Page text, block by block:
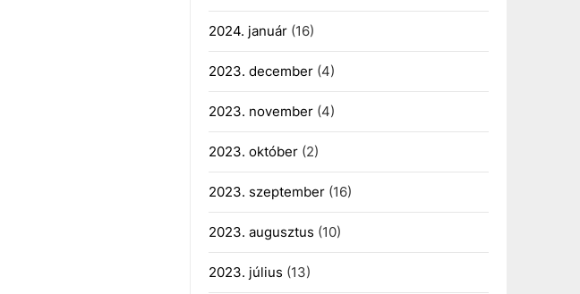
2024. január(16)
2023. december(4)
2023. november(4)
2023. október(2)
2023. szeptember(16)
2023. augusztus (10)
2023. július (13)